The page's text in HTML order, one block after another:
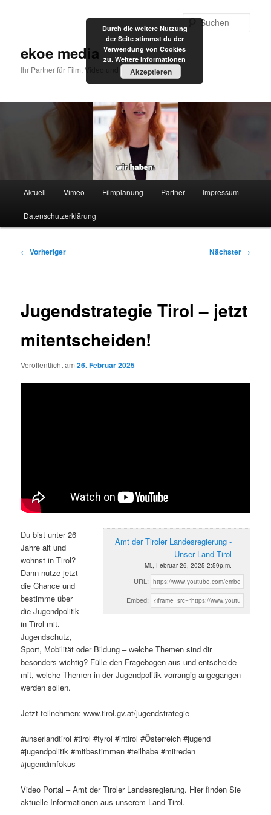
ekoe media
Ihr Partner für Film, Video und Internet
Aktuell Vimeo Filmplanung Partner Impressum
Datenschutzerklärung
Beitragsnavigation
← Vorheriger Nächster →
Jugendstrategie Tirol – jetzt
mitentscheiden!
Veröffentlicht am26. Februar 2025
Amt der Tiroler Landesregierung -
Unser Land Tirol
Mi., Februar 26, 2025 2:59p.m.
URL:
Embed:
Du bist unter 26
Jahre alt und
wohnst in Tirol?
Dann nutze jetzt
die Chance und
bestimme über
die Jugendpolitik
in Tirol mit.
Jugendschutz,
Sport, Mobilität oder Bildung – welche Themen sind dir
besonders wichtig? Fülle den Fragebogen aus und entscheide
mit, welche Themen in der Jugendpolitik vorrangig angegangen
werden sollen.
Jetzt teilnehmen: www.tirol.gv.at/jugendstrategie
#unserlandtirol #tirol #tyrol #intirol #Österreich #jugend
#jugendpolitik #mitbestimmen #teilhabe #mitreden
#jugendimfokus
Video Portal – Amt der Tiroler Landesregierung. Hier finden Sie
aktuelle Informationen aus unserem Land Tirol.
Durch die weitere Nutzung
der Seite stimmst du der
Verwendung von Cookies
zu. Weitere Informationen
Akzeptieren